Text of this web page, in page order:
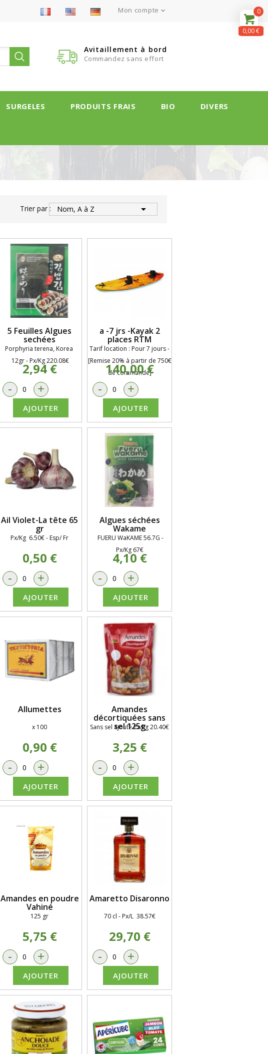
Mon compte 
Avitaillement à bord
Commandez sans effort
SURGELES PRODUITS FRAIS BIO DIVERS
Trier par : Nom, A à Z 
5 Feuilles Algues
sechées
Porphyria terena, Korea
12gr - Px/Kg 220.08€
2,94 €
- +
AJOUTER
a -7 jrs -Kayak 2
places RTM
Tarif location : Pour 7 jours -
[Remise 20% à partir de 750€
de commande]
140,00 €
- +
AJOUTER
Ail Violet-La tête 65
gr
Px/Kg 6.50€ - Esp/ Fr
0,50 €
- +
AJOUTER
Algues séchées
Wakame
FUERU WaKAME 56.7G -
Px/Kg 67€
4,10 €
- +
AJOUTER
Allumettes
x 100
0,90 €
- +
AJOUTER
Amandes
décortiquées sans
sel 125g
Sans sel ajouté Px/kg 20.40€
3,25 €
- +
AJOUTER
Amandes en poudre
Vahiné
125 gr
5,75 €
- +
AJOUTER
Amaretto Disaronno
70 cl - Px/L 38.57€
29,70 €
- +
AJOUTER
0
0,00 €